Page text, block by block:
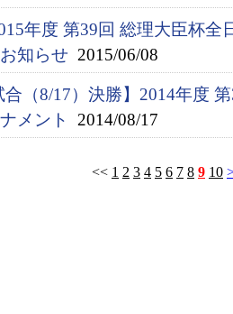
年度 第39回 総理大臣杯
知らせ 2015/06/08
合（8/17）決勝】2014年度
メント
2014/08/17
<< 1 2 3 4 5 6 7 8 9 10